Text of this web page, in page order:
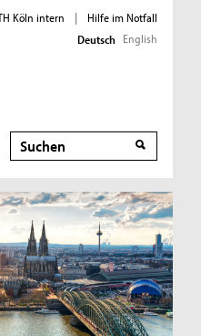
Köln intern |
Hilfe im Notfall
Deutsch English
Suche